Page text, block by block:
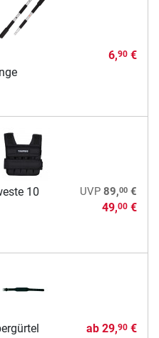
6,90€
10
UVP 89,00€
49,00€
ab 29,90€